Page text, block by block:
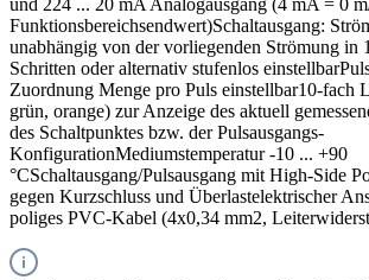
und 224 ... 20 mA Analogausgang (4 mA = 0
Funktionsbereichsendwert)Schaltausgang:
unabhängig von der vorliegenden Strömung in
Schritten oder alternativ stufenlos
Zuordnung Menge pro Puls einstellbar10-fach
grün, orange) zur Anzeige des aktuell
des Schaltpunktes bzw. der Pulsausgangs-
KonfigurationMediumstemperatur -10 ... +90
°CSchaltausgang/Pulsausgang mit High-Side
gegen Kurzschluss und Überlastelektrischer
poliges PVC-Kabel (4x0,34 mm2,